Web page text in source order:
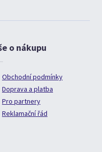
o nákupu
Obchodní podmínky
Doprava a platba
Pro partnery
Reklamační řád